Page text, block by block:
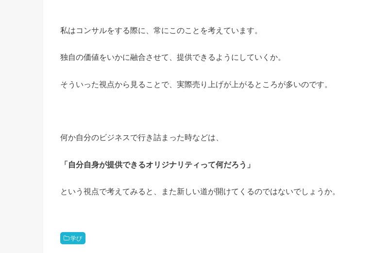
私はコンサルをする際に、常にこのことを考えています。
独自の価値をいかに融合させて、提供できるようにしていくか。
そういった視点から見ることで、実際売り上げが上がるところが多いのです。
何か自分のビジネスで行き詰まった時などは、
「自分自身が提供できるオリジナリティって何だろう」
という視点で考えてみると、また新しい道が開けてくるのではないでしょうか。
学び